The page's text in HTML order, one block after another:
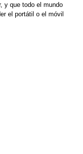
y que todo el mundo
el portátil o el móvil